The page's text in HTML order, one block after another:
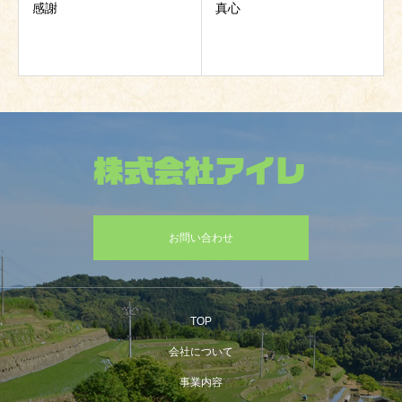
感謝 真心
お問い合わせ
TOP
会社について
事業内容